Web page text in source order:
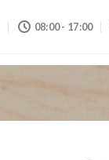
08:00 - 17:00